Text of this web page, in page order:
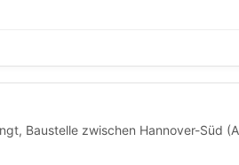
Baustelle zwischen Hannover-Süd